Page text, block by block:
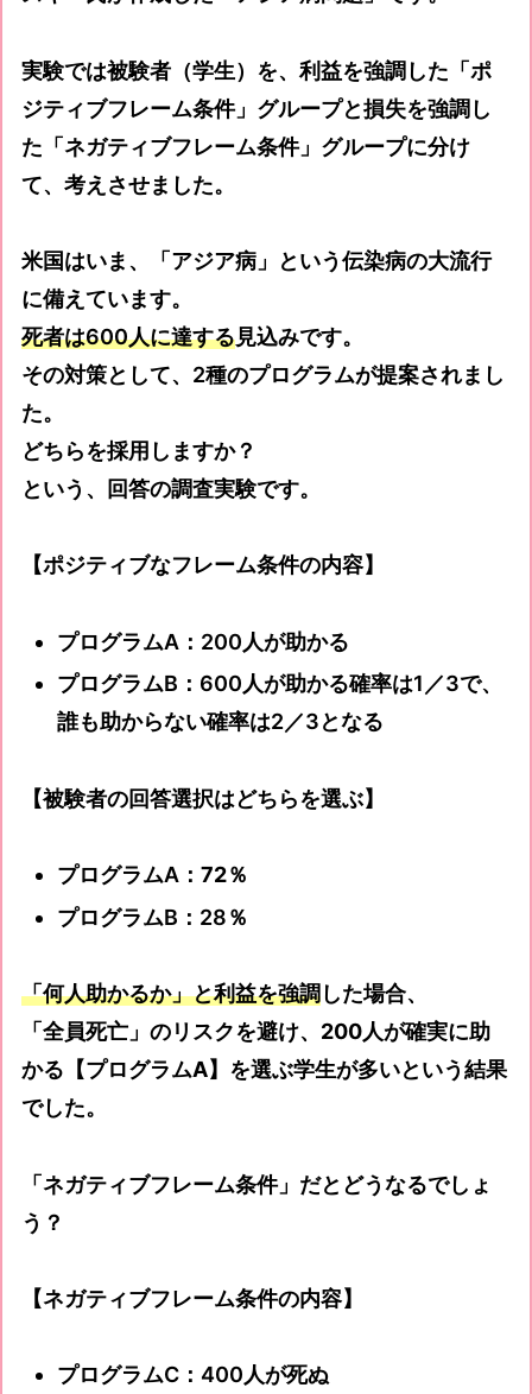
実験では被験者（学生）を、利益を強調した「ポ
ジティブフレーム条件」グループと損失を強調し
た「ネガティブフレーム条件」グループに分け
て、考えさせました。
米国はいま、「アジア病」という伝染病の大流行
に備えています。
死者は600人に達する見込みです。
その対策として、2種のプログラムが提案されまし
た。
どちらを採用しますか？
という、回答の調査実験です。
【ポジティブなフレーム条件の内容】
プログラムA：200人が助かる
プログラムB：600人が助かる確率は1／3で、
誰も助からない確率は2／3となる
【被験者の回答選択はどちらを選ぶ】
プログラムA： 72％
プログラムB：28％
「何人助かるか」と利益を強調した場合、
「全員死亡」のリスクを避け、200人が確実に助
かる【プログラムA】 を選ぶ学生が多いという結果
でした。
「ネガティブフレーム条件」だとどうなるでしょ
う？
【ネガティブフレーム条件の内容】
プログラムC：400人が死ぬ